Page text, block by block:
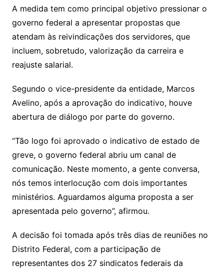
A medida tem como principal objetivo pressionar o
governo federal a apresentar propostas que
atendam às reivindicações dos servidores, que
incluem, sobretudo, valorização da carreira e
reajuste salarial.
Segundo o vice-presidente da entidade, Marcos
Avelino, após a aprovação do indicativo, houve
abertura de diálogo por parte do governo.
“Tão logo foi aprovado o indicativo de estado de
greve, o governo federal abriu um canal de
comunicação. Neste momento, a gente conversa,
nós temos interlocução com dois importantes
ministérios. Aguardamos alguma proposta a ser
apresentada pelo governo”, afirmou.
A decisão foi tomada após três dias de reuniões no
Distrito Federal, com a participação de
representantes dos 27 sindicatos federais da